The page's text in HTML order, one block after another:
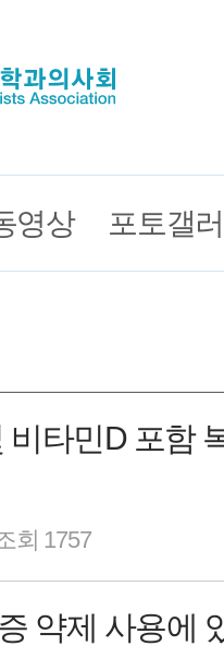
영상 포토갤
비타민D 포함
회 1757
약제 사용에